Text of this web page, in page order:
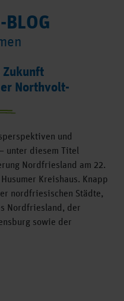
BLOG
Northvolt-
und
unter diesem Titel
Nordfriesland am 22.
Kreishaus. Knapp
nordfriesischen Städte,
Nordfriesland, der
sowie der